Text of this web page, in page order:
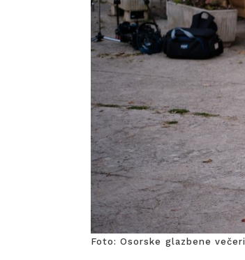
Foto: Osorske glazbene večeri